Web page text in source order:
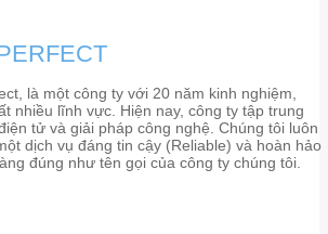
là một công ty với 20 năm kinh nghiệm,
nhiều lĩnh vực. Hiện nay, công ty tập trung
tử và giải pháp công nghệ. Chúng tôi luôn
dịch vụ đáng tin cậy (Reliable) và hoàn hảo
đúng như tên gọi của công ty chúng tôi.